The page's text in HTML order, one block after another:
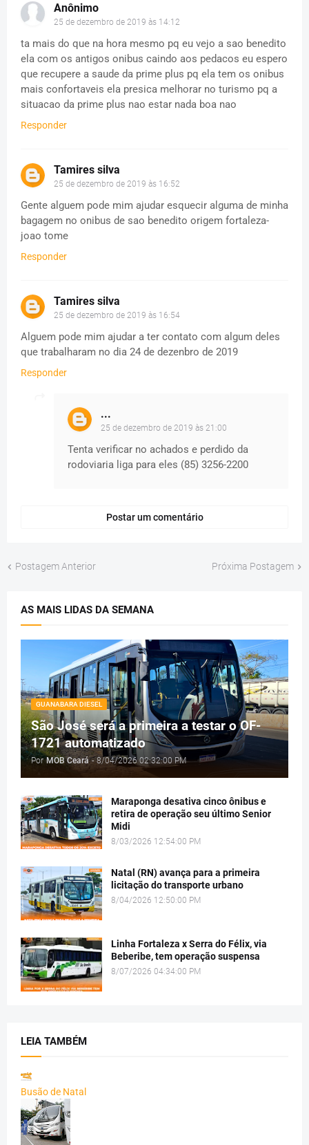
Anônimo
25 de dezembro de 2019 às 14:12
ta mais do que na hora mesmo pq eu vejo a sao benedito
ela com os antigos onibus caindo aos pedacos eu espero
que recupere a saude da prime plus pq ela tem os onibus
mais confortaveis ela presica melhorar no turismo pq a
situacao da prime plus nao estar nada boa nao
Responder
Tamires silva
25 de dezembro de 2019 às 16:52
Gente alguem pode mim ajudar esquecir alguma de minha
bagagem no onibus de sao benedito origem fortaleza-
joao tome
Responder
Tamires silva
25 de dezembro de 2019 às 16:54
Alguem pode mim ajudar a ter contato com algum deles
que trabalharam no dia 24 de dezenbro de 2019
Responder
...
25 de dezembro de 2019 às 21:00
Tenta verificar no achados e perdido da
rodoviaria liga para eles (85) 3256-2200
Postar um comentário
Postagem Anterior Próxima Postagem
AS MAIS LIDAS DA SEMANA
GUANABARA DIESEL
São José será a primeira a testar o OF-
1721 automatizado
Por MOB Ceará - 8/04/2026 02:32:00 PM
Maraponga desativa cinco ônibus e
retira de operação seu último Senior
Midi
8/03/2026 12:54:00 PM
Natal (RN) avança para a primeira
licitação do transporte urbano
8/04/2026 12:50:00 PM
Linha Fortaleza x Serra do Félix, via
Beberibe, tem operação suspensa
8/07/2026 04:34:00 PM
LEIA TAMBÉM
Busão de Natal